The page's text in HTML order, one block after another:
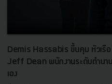
Demis Hassabis ขึ้นคุม หัวเรื
Jeff Dean พนักงานระดับตำนา
เอง